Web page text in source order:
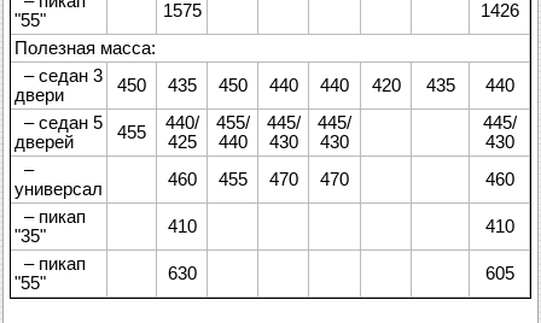
"55"
1575
1426
Полезная масса:
– седан 3
двери
450 435 450 440 440 420 435
440
– седан 5
дверей
455
440/
425
455/
440
445/
430
445/
430
445/
430
–
универсал
460 455 470 470
460
– пикап
"35"
410
410
– пикап
"55"
630 605